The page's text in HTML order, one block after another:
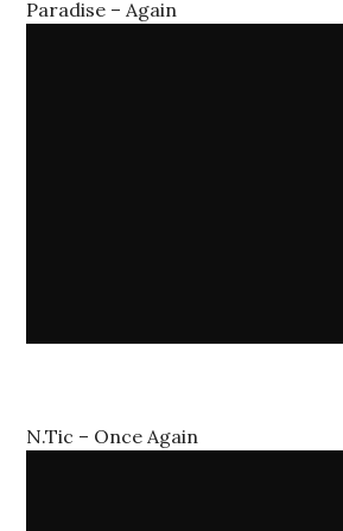
Paradise – Again
N.Tic – Once Again